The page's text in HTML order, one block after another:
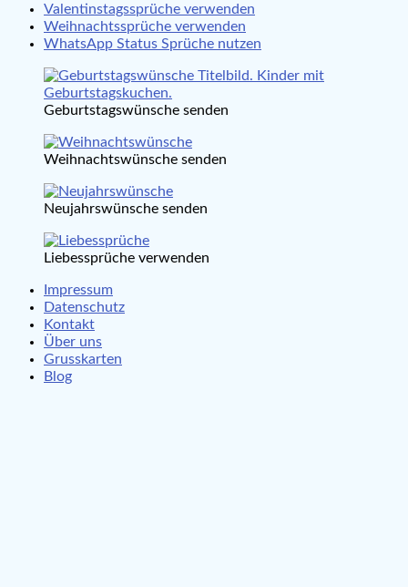
Valentinstagssprüche verwenden
Weihnachtssprüche verwenden
WhatsApp Status Sprüche nutzen
Geburtstagswünsche senden
Weihnachtswünsche senden
Neujahrswünsche senden
Liebessprüche verwenden
Impressum
Datenschutz
Kontakt
Über uns
Grusskarten
Blog